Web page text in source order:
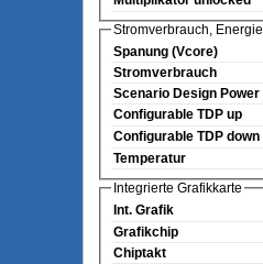
Stromverbrauch, Energie
Spanung (Vcore)
Stromverbrauch
Scenario Design Power
Configurable TDP up
Configurable TDP down
Temperatur
Integrierte Grafikkarte
Int. Grafik
Grafikchip
Chiptakt